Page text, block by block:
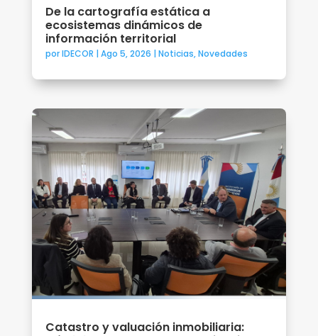
De la cartografía estática a
ecosistemas dinámicos de
información territorial
porIDECOR | Ago 5, 2026 | Noticias,Novedades
Catastro y valuación inmobiliaria: